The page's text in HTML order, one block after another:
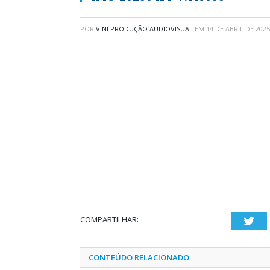
POR VINI PRODUÇÃO AUDIOVISUAL EM 14 DE ABRIL DE 2025
COMPARTILHAR:
CONTEÚDO RELACIONADO